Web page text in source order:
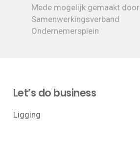
Mede mogelijk gemaakt door
Samenwerkingsverband
Ondernemersplein
Let’s do business
Ligging